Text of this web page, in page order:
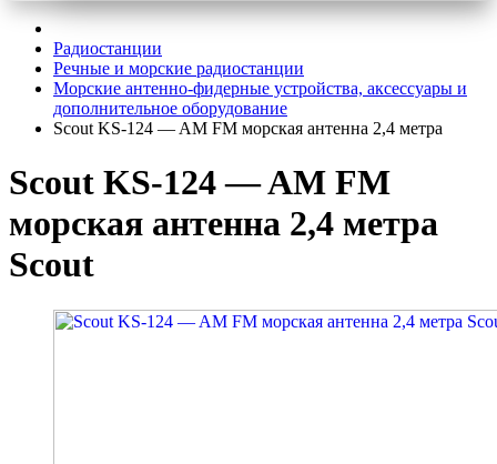
Радиостанции
Речные и морские радиостанции
Морские антенно-фидерные устройства, аксессуары и
дополнительное оборудование
Scout KS-124 — AM FM морская антенна 2,4 метра
Scout KS-124 — AM FM
морская антенна 2,4 метра
Scout